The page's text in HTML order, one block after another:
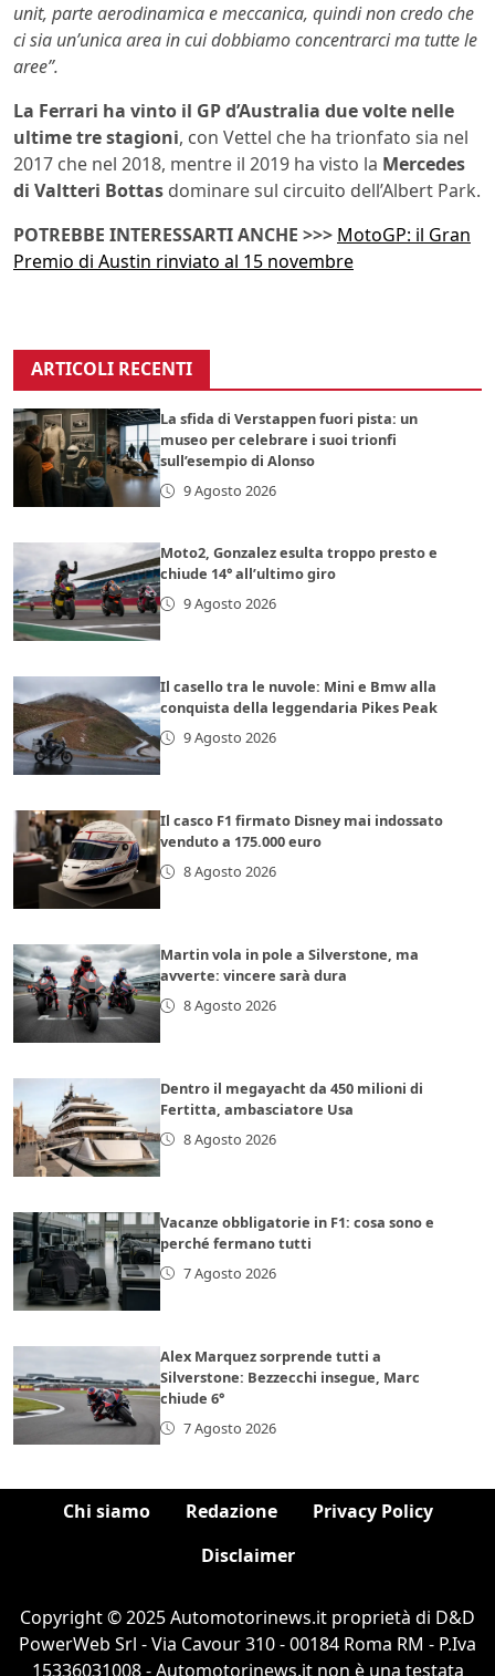
unit, parte aerodinamica e meccanica, quindi non credo che
ci sia un’unica area in cui dobbiamo concentrarci ma tutte le
aree”.
La Ferrari ha vinto il GP d’Australia due volte nelle
ultime tre stagioni, con Vettel che ha trionfato sia nel
2017 che nel 2018, mentre il 2019 ha visto la Mercedes
di Valtteri Bottas dominare sul circuito dell’Albert Park.
POTREBBE INTERESSARTI ANCHE >>> MotoGP: il Gran
Premio di Austin rinviato al 15 novembre
ARTICOLI RECENTI
La sfida di Verstappen fuori pista: un
museo per celebrare i suoi trionfi
sull’esempio di Alonso
9 Agosto 2026
Moto2, Gonzalez esulta troppo presto e
chiude 14° all’ultimo giro
9 Agosto 2026
Il casello tra le nuvole: Mini e Bmw alla
conquista della leggendaria Pikes Peak
9 Agosto 2026
Il casco F1 firmato Disney mai indossato
venduto a 175.000 euro
8 Agosto 2026
Martin vola in pole a Silverstone, ma
avverte: vincere sarà dura
8 Agosto 2026
Dentro il megayacht da 450 milioni di
Fertitta, ambasciatore Usa
8 Agosto 2026
Vacanze obbligatorie in F1: cosa sono e
perché fermano tutti
7 Agosto 2026
Alex Marquez sorprende tutti a
Silverstone: Bezzecchi insegue, Marc
chiude 6°
7 Agosto 2026
Chi siamo Redazione
Privacy Policy
Disclaimer
Copyright © 2025 Automotorinews.it proprietà di D&D
PowerWeb Srl - Via Cavour 310 - 00184 Roma RM - P.Iva
15336031008 - Automotorinews.it non è una testata